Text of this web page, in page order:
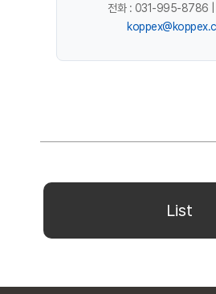
전화 : 031-995-8786 |
List